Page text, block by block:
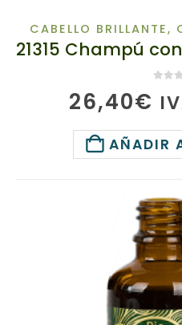
CABELLO BRILLANTE,
26,40€
AÑADIR